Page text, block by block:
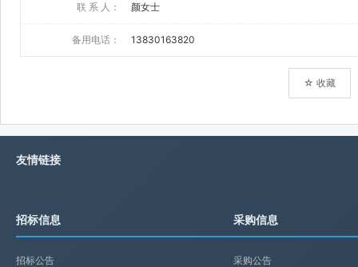
联 系 人： 颜女士
备用电话： 13830163820
☆ 收藏
友情链接
招标信息
招标公告
采购信息
采购公告